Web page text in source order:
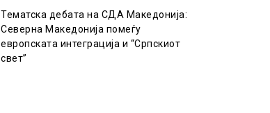
Тематска дебата на СДА Македонија:
Северна Македонија помеѓу
европската интеграција и “Српскиот
свет”